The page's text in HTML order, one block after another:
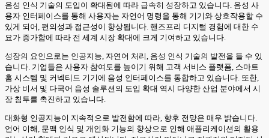
음성 인식 기술의 도입이 확대됨에 따라 급속히 성장하고 있습니다. 음성 사
용자 인터페이스를 통해 사용자는 자연어 명령을 통해 기기와 상호작용할 수
있게 되어, 편의성과 접근성이 향상됩니다. 핸즈프리 디지털 경험에 대한 수
요가 증가함에 따라 전 세계 시장 확대에 크게 기여하고 있습니다.
성장의 요인으로는 인공지능, 자연어 처리, 음성 인식 기술의 발전을 들 수 있
습니다. 기업들은 사용자 참여도를 높이기 위해 고객 서비스 플랫폼, 스마트
홈 시스템 및 커넥티드 기기에 음성 인터페이스를 통합하고 있습니다. 또한,
가상 비서 및 다국어 음성 솔루션의 도입 확대 역시 다양한 산업 분야에서 시
장 침투를 촉진하고 있습니다.
대화형 인공지능이 지속적으로 발전함에 따라, 향후 전망은 매우 밝습니다.
언어 이해, 문맥 인식 및 개인화 기능의 향상으로 인해 애플리케이션의 활용